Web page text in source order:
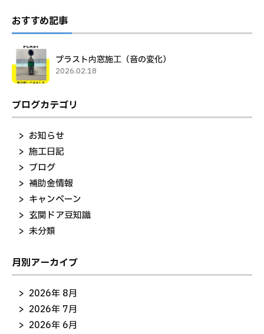
おすすめ記事
プラスト内窓施工（音の変化）
2026.02.18
ブログカテゴリ
お知らせ
施工日記
ブログ
補助金情報
キャンペーン
玄関ドア豆知識
未分類
月別アーカイブ
2026年 8月
2026年 7月
2026年 6月